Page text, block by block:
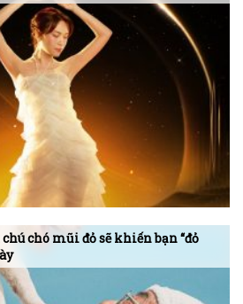
chó mũi đỏ sẽ khiến bạn “đỏ